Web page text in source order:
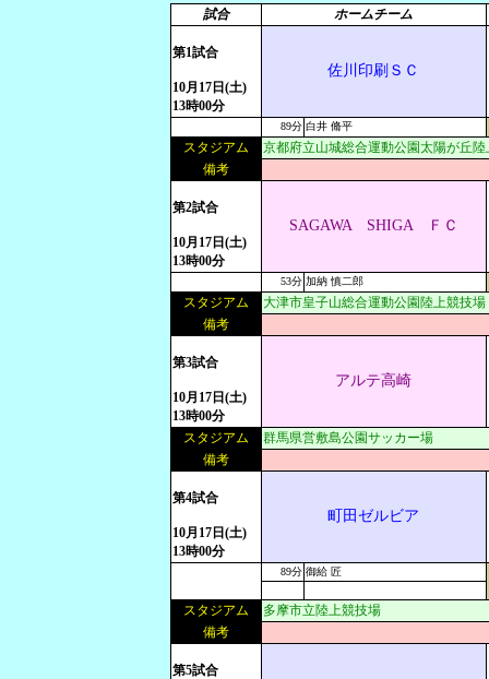
試合 ホームチーム
第1試合
10月17日(土)
13時00分
佐川印刷ＳＣ
89分 白井 脩平
スタジアム
京都府立山城総合運動公園太陽が丘陸
備考
第2試合
10月17日(土)
13時00分
SAGAWA SHIGA ＦＣ
53分 加納 慎二郎
スタジアム
大津市皇子山総合運動公園陸上競技場
備考
第3試合
10月17日(土)
13時00分
アルテ高崎
スタジアム
群馬県営敷島公園サッカー場
備考
第4試合
10月17日(土)
13時00分
町田ゼルビア
89分 御給 匠
スタジアム
多摩市立陸上競技場
備考
第5試合